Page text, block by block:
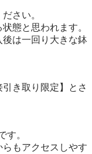
さい。
態と思われます。
は一回り大きな鉢
き取り限定】とさ
す。
もアクセスしやす